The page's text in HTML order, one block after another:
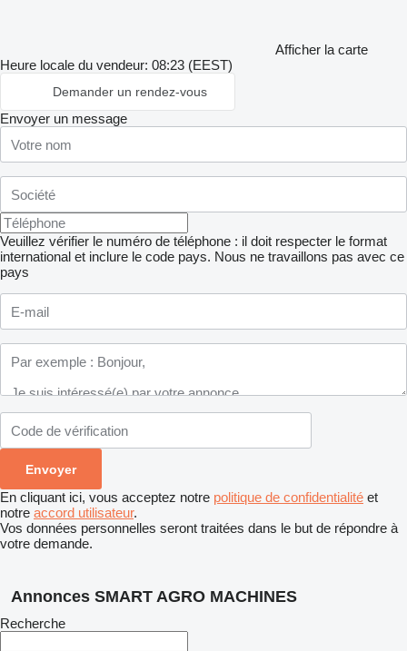
Afficher la carte
Heure locale du vendeur: 08:23 (EEST)
Demander un rendez-vous
Envoyer un message
Veuillez vérifier le numéro de téléphone : il doit respecter le format
international et inclure le code pays. Nous ne travaillons pas avec ce
pays
En cliquant ici, vous acceptez notre politique de confidentialité et
notre accord utilisateur.
Vos données personnelles seront traitées dans le but de répondre à
votre demande.
Annonces SMART AGRO MACHINES
Recherche